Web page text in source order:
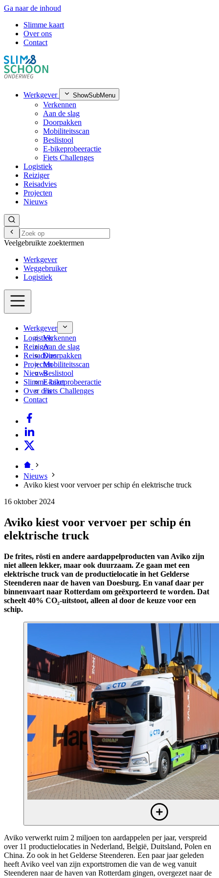
Ga naar de inhoud
Slimme kaart
Over ons
Contact
Werkgever ShowSubMenu
Verkennen
Aan de slag
Doorpakken
Mobiliteitsscan
Beslistool
E-bikeprobeeractie
Fiets Challenges
Logistiek
Reiziger
Reisadvies
Projecten
Nieuws
Veelgebruikte zoektermen
Werkgever
Weggebruiker
Logistiek
Werkgever
Verkennen
Aan de slag
Doorpakken
Mobiliteitsscan
Beslistool
E-bikeprobeeractie
Fiets Challenges
Logistiek
Reiziger
Reisadvies
Projecten
Nieuws
Slimme kaart
Over ons
Contact
Nieuws
Aviko kiest voor vervoer per schip én elektrische truck
16 oktober 2024
Aviko kiest voor vervoer per schip én
elektrische truck
De frites, rösti en andere aardappelproducten van Aviko zijn
niet alleen lekker, maar ook duurzaam. Ze gaan met een
elektrische truck van de productielocatie in het Gelderse
Steenderen naar de haven van Doesburg. En vanaf daar per
binnenvaart naar Rotterdam om geëxporteerd te worden. Dat
scheelt 40% CO₂-uitstoot, alleen al door de keuze voor een
schip.
Aviko verwerkt ruim 2 miljoen ton aardappelen per jaar, verspreid
over 11 productielocaties in Nederland, België, Duitsland, Polen en
China. Zo ook in het Gelderse Steenderen. Een paar jaar geleden
heeft Aviko veel van zijn exportstromen die van de weg vanuit
Steenderen naar de haven van Rotterdam gingen, overgezet naar de